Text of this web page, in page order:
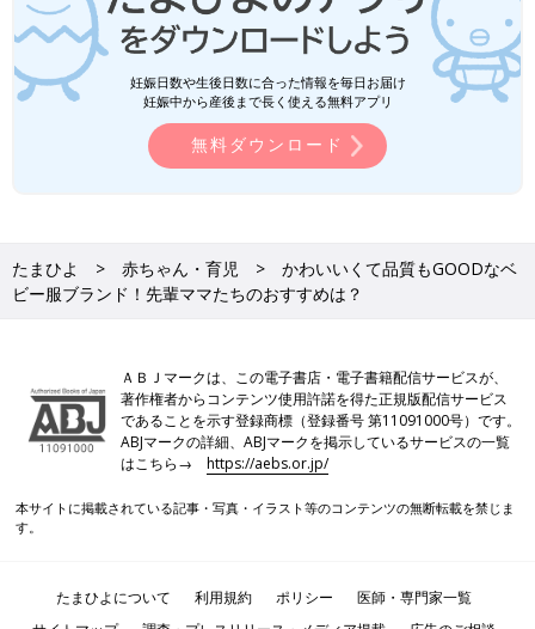
●デザインに小技が利いている。（東京都／
マ）
●ほかにはない、遊び心のあるデザインが多
す。（産後1年6ヶ月のママ）
公式サイトで見る
妊娠日数や生後日数に合った情報を毎日お届け
妊娠中から産後まで長く使える無料アプリ
無料ダウンロード
たまひよ 赤ちゃん・育児
かわいいくて品質もGOODなベ
ビー服ブランド！先輩ママたちのおすすめは？
ＡＢＪマークは、この電子書店・電子書籍配信サービスが、
著作権者からコンテンツ使用許諾を得た正規版配信サービス
であることを示す登録商標（登録番号 第11091000号）です。
ABJマークの詳細、ABJマークを掲示しているサービスの一覧
はこちら→https://aebs.or.jp/
本サイトに掲載されている記事・写真・イラスト等のコンテンツの無断転載を禁じま
す。
たまひよについて 利用規約 ポリシー
医師・専門家一覧